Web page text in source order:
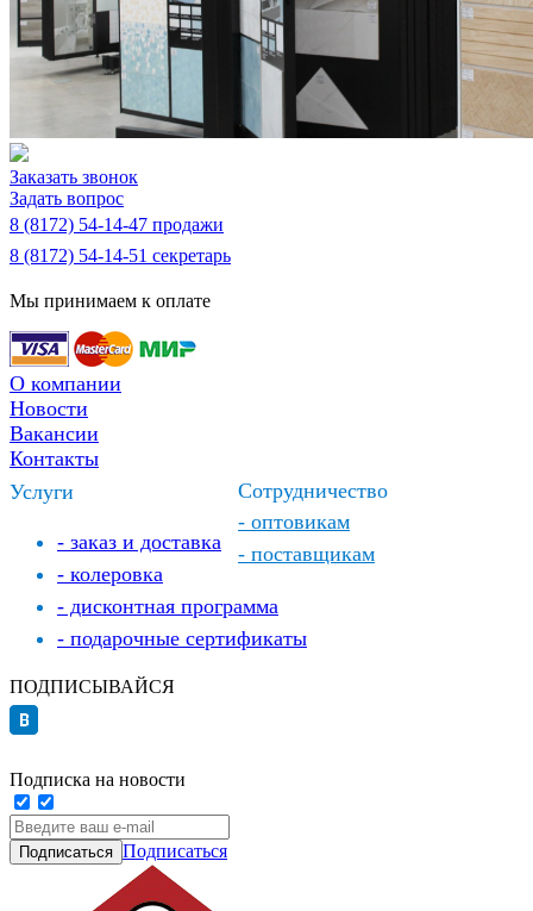
Заказать звонок
Задать вопрос
8 (8172) 54-14-47 продажи
8 (8172) 54-14-51 секретарь
Мы принимаем к оплате
О компании
Новости
Вакансии
Контакты
Сотрудничество
- оптовикам
- поставщикам
Услуги
- заказ и доставка
- колеровка
- дисконтная программа
- подарочные сертификаты
ПОДПИСЫВАЙСЯ
Подписка на новости
Подписаться